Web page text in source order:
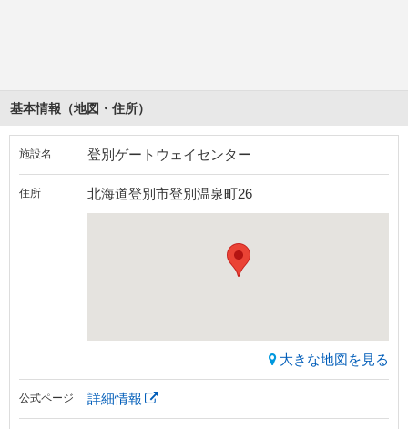
基本情報（地図・住所）
施設名 登別ゲートウェイセンター
住所 北海道登別市登別温泉町26
大きな地図を見る
公式ページ 詳細情報